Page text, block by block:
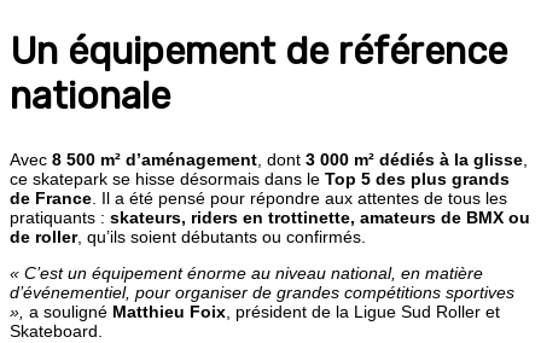
Un équipement de référence
nationale
Avec 8 500 m² d’aménagement , dont 3 000 m² dédiés à la glisse
ce skatepark se hisse désormais dans le Top 5 des plus grands
de France . Il a été pensé pour répondre aux attentes de tous les
pratiquants : skateurs, riders en trottinette, amateurs de BMX ou
de roller, qu’ils soient débutants ou confirmés.
« C’est un équipement énorme au niveau national, en matière
d’événementiel, pour organiser de grandes compétitions sportives
», a souligné Matthieu Foix , président de la Ligue Sud Roller et
Skateboard.